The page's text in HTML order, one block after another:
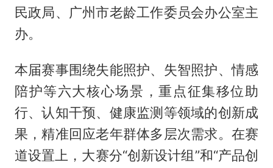
民政局、广州市老龄工作委员会办公室主
办。
本届赛事围绕失能照护、失智照护、情感
陪护等六大核心场景，重点征集移位助
行、认知干预、健康监测等领域的创新成
果，精准回应老年群体多层次需求。在赛
道设置上，大赛分“创新设计组”和“产品创